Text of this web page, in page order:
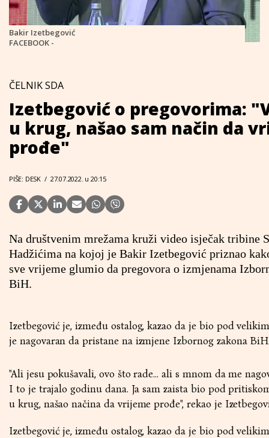
Bakir Izetbegović
FACEBOOK -
ČELNIK SDA
Izetbegović o pregovorima:
u krug, našao sam način da
prođe"
PIŠE: DESK / 27.07.2022. u 20:15
Na društvenim mrežama kruži video isječak tribine
Hadžićima na kojoj je Bakir Izetbegović priznao
sve vrijeme glumio da pregovora o izmjenama
BiH.
Izetbegović je, između ostalog, kazao da je bio pod
je nagovaran da pristane na izmjene Izbornog zakona
"Ali jesu pokušavali, ovo što rade... ali s mnom da me
I to je trajalo godinu dana. Ja sam zaista bio pod
u krug, našao načina da vrijeme prođe", rekao je
Izetbegović je, između ostalog, kazao da je bio pod